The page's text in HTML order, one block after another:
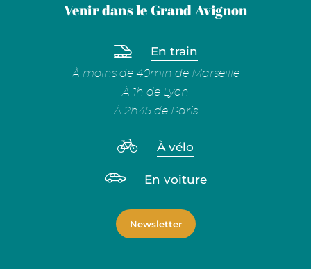
Venir dans le Grand Avignon
En train
À moins de 40min de Marseille
À 1h de Lyon
À 2h45 de Paris
À vélo
En voiture
Newsletter